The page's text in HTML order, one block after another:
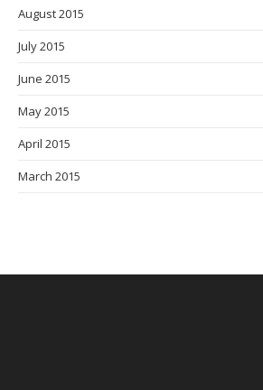
August 2015
July 2015
June 2015
May 2015
April 2015
March 2015